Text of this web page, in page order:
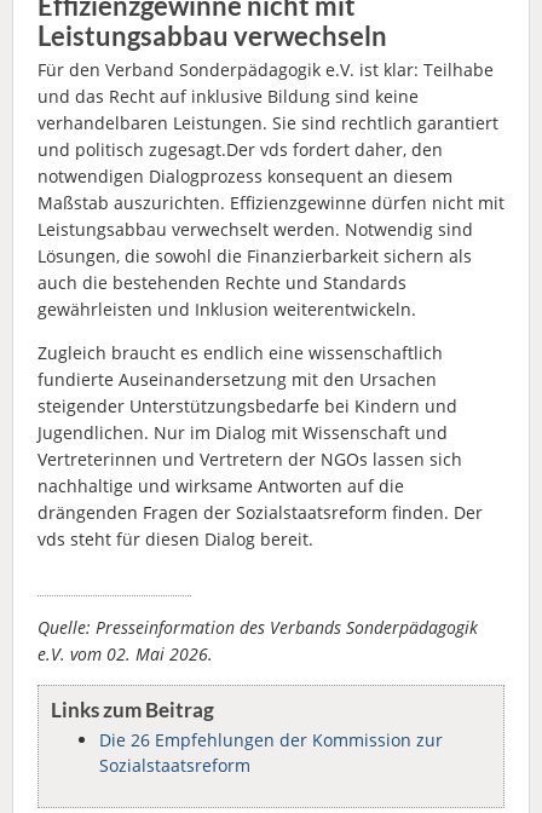
Leistungsabbau verwechseln
Für den Verband Sonderpädagogik e.V. ist klar: Teilhabe
und das Recht auf inklusive Bildung sind keine
verhandelbaren Leistungen. Sie sind rechtlich garantiert
und politisch zugesagt.Der vds fordert daher, den
notwendigen Dialogprozess konsequent an diesem
Maßstab auszurichten. Effizienzgewinne dürfen nicht mit
Leistungsabbau verwechselt werden. Notwendig sind
Lösungen, die sowohl die Finanzierbarkeit sichern als
auch die bestehenden Rechte und Standards
gewährleisten und Inklusion weiterentwickeln.
Zugleich braucht es endlich eine wissenschaftlich
fundierte Auseinandersetzung mit den Ursachen
steigender Unterstützungsbedarfe bei Kindern und
Jugendlichen. Nur im Dialog mit Wissenschaft und
Vertreterinnen und Vertretern der NGOs lassen sich
nachhaltige und wirksame Antworten auf die
drängenden Fragen der Sozialstaatsreform finden. Der
vds steht für diesen Dialog bereit.
Quelle: Presseinformation des Verbands Sonderpädagogik
e.V. vom 02. Mai 2026.
Links zum Beitrag
Die 26 Empfehlungen der Kommission zur
Sozialstaatsreform